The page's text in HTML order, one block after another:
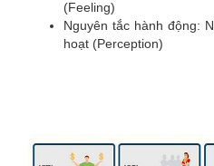
(Feeling)
Nguyên tắc hành động:
hoạt (Perception)